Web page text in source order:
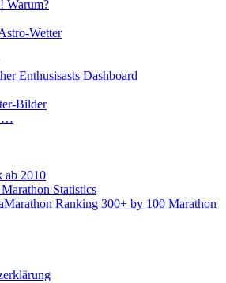
Warum?
Wetter
Enthusisasts Dashboard
Bilder
…
ab 2010
Statistics
Ranking 300+ by 100 Marathon